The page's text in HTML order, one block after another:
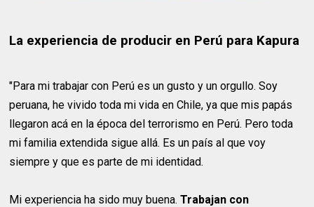
La experiencia de producir en Perú para Kapura
"Para mi trabajar con Perú es un gusto y un orgullo. Soy
peruana, he vivido toda mi vida en Chile, ya que mis papás
llegaron acá en la época del terrorismo en Perú. Pero toda
mi familia extendida sigue allá. Es un país al que voy
siempre y que es parte de mi identidad.
Mi experiencia ha sido muy buena.Trabajan con